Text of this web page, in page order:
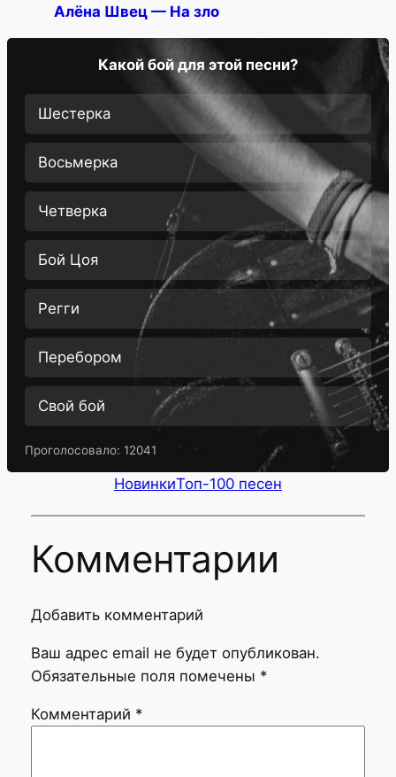
Алёна Швец — На зло
Какой бой для этой песни?
Шестерка
Восьмерка
Четверка
Бой Цоя
Регги
Перебором
Свой бой
Проголосовало: 12041
НовинкиТоп-100 песен
Комментарии
Добавить комментарий
Ваш адрес email не будет опубликован.
Обязательные поля помечены *
Комментарий *